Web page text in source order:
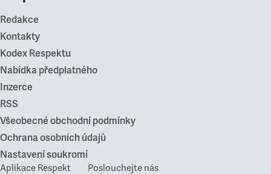
Redakce
Kontakty
Kodex Respektu
Nabídka předplatného
Inzerce
RSS
Všeobecné obchodní podmínky
Ochrana osobních údajů
Nastavení soukromí
Aplikace Respekt Poslouchejte nás